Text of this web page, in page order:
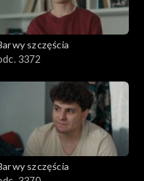
szczęścia
3372
szczęścia